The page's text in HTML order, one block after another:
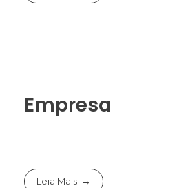
Empresa
Leia Mais